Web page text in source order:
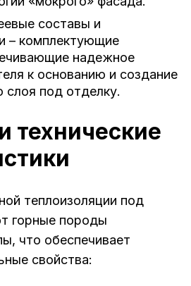
составы и
– комплектующие
надежное
к основанию и создание
слоя под отделку.
технические
теплоизоляции под
горные породы
что обеспечивает
свойства: